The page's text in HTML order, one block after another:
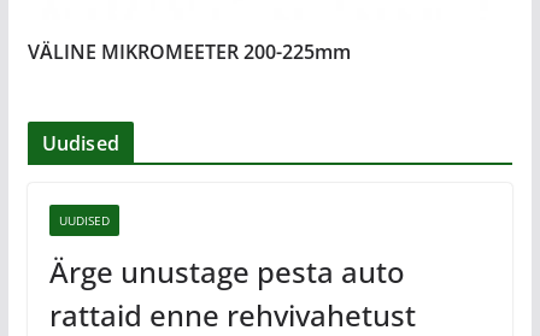
VÄLINE MIKROMEETER 200-225mm
Uudised
UUDISED
Ärge unustage pesta auto
rattaid enne rehvivahetust